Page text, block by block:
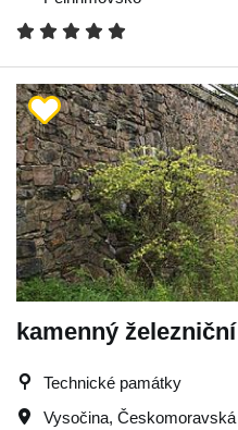
kamenný
Technické památky
Vysočina,